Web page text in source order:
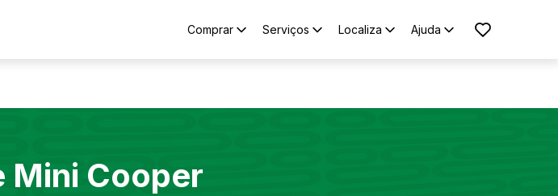
Comprar Serviços Localiza Ajuda
Mini Cooper